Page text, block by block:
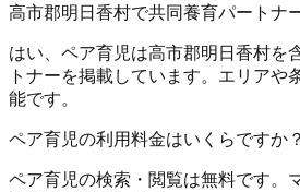
高市郡明日香村で共同養育パートナ
はい、ペア育児は高市郡明日香村を
トナーを掲載しています。エリアや
能です。
ペア育児の利用料金はいくらですか？
ペア育児の検索・閲覧は無料です。